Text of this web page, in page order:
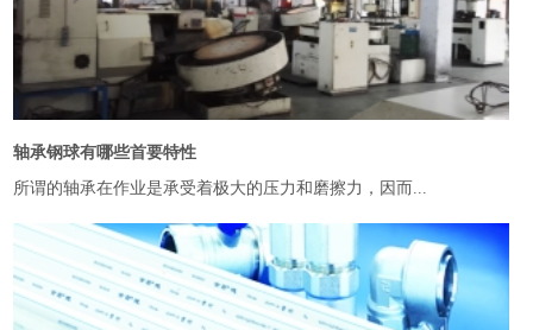
轴承钢球有哪些首要特性
所谓的轴承在作业是承受着极大的压力和磨擦力，因而...